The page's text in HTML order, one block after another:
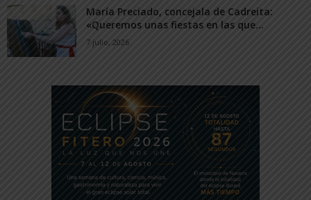
María Preciado, concejala de Cadreita:
«Queremos unas fiestas en las que...
7 julio, 2026